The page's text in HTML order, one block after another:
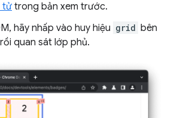
tửtrong bản xem trước.
hãy nhấp vào huy hiệu grid bên
quan sát lớp phủ.